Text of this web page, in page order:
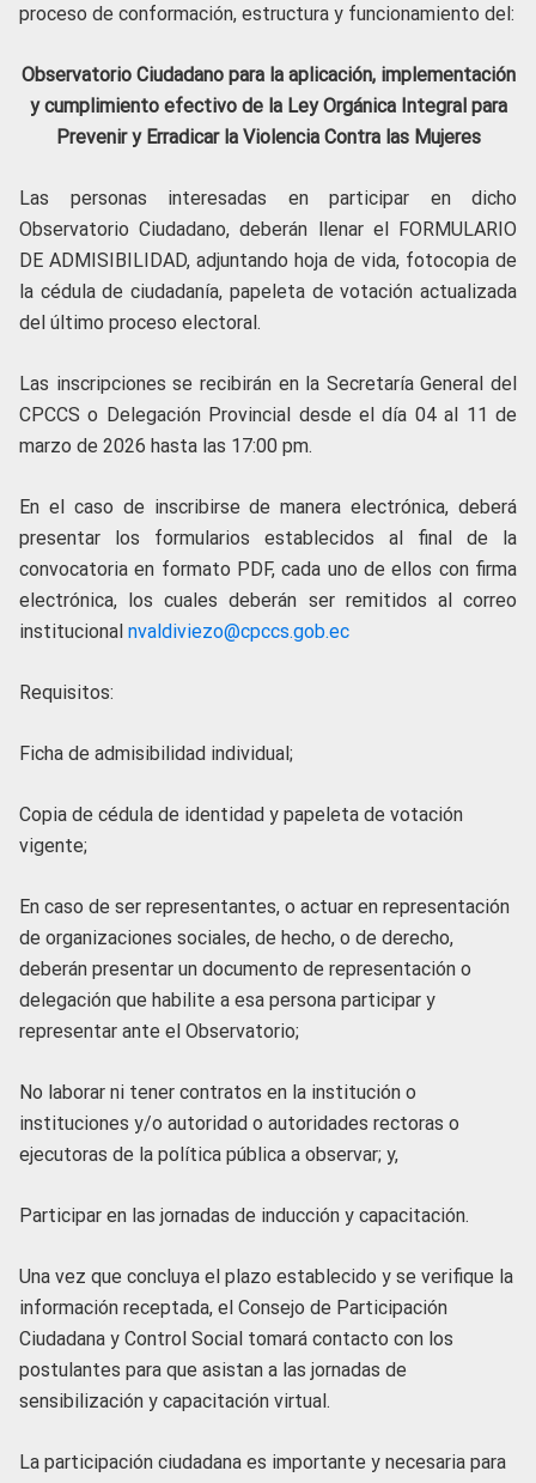
proceso de conformación, estructura y funcionamiento del:
Observatorio Ciudadano para la aplicación, implementación
y cumplimiento efectivo de la Ley Orgánica Integral para
Prevenir y Erradicar la Violencia Contra las Mujeres
Las personas interesadas en participar en dicho
Observatorio Ciudadano, deberán llenar el FORMULARIO
DE ADMISIBILIDAD, adjuntando hoja de vida, fotocopia de
la cédula de ciudadanía, papeleta de votación actualizada
del último proceso electoral.
Las inscripciones se recibirán en la Secretaría General del
CPCCS o Delegación Provincial desde el día 04 al 11 de
marzo de 2026 hasta las 17:00 pm.
En el caso de inscribirse de manera electrónica, deberá
presentar los formularios establecidos al final de la
convocatoria en formato PDF, cada uno de ellos con firma
electrónica, los cuales deberán ser remitidos al correo
institucional nvaldiviezo@cpccs.gob.ec
Requisitos:
Ficha de admisibilidad individual;
Copia de cédula de identidad y papeleta de votación
vigente;
En caso de ser representantes, o actuar en representación
de organizaciones sociales, de hecho, o de derecho,
deberán presentar un documento de representación o
delegación que habilite a esa persona participar y
representar ante el Observatorio;
No laborar ni tener contratos en la institución o
instituciones y/o autoridad o autoridades rectoras o
ejecutoras de la política pública a observar; y,
Participar en las jornadas de inducción y capacitación.
Una vez que concluya el plazo establecido y se verifique la
información receptada, el Consejo de Participación
Ciudadana y Control Social tomará contacto con los
postulantes para que asistan a las jornadas de
sensibilización y capacitación virtual.
La participación ciudadana es importante y necesaria para